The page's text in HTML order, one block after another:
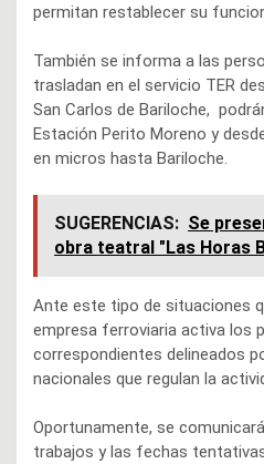
permitan restablecer su
También se informa a las
trasladan en el servicio TER
San Carlos de Bariloche,
Estación Perito Moreno y
en micros hasta Bariloche.
SUGERENCIAS: Se
obra teatral "Las Horas
Ante este tipo de situaciones
empresa ferroviaria activa los
correspondientes delineados
nacionales que regulan la
Oportunamente, se
trabajos y las fechas